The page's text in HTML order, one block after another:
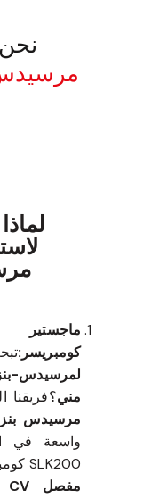
كومبريسر:
مني؟فريقنا
مرسيدس بنز SLK200 كومبريسور
واسعة في
SLK200 كومبريسر. سواء كان ذلك يتناول